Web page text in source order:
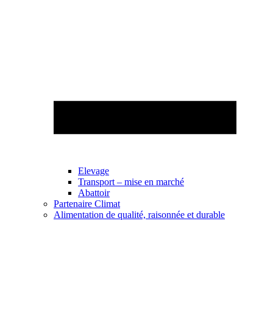
Elevage
Transport – mise en marché
Abattoir
Partenaire Climat
Alimentation de qualité, raisonnée et durable